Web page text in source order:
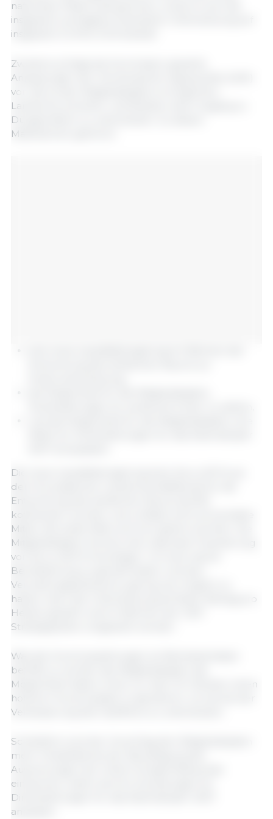
nationalen Mittel aufzustocken, wodurch sich die
insgesamt verfügbare finanzielle Unterstützung auf
insgesamt 1,5 Mrd. EUR beläuft.
Zweitens schlägt die Kommission gezielte
Anpassungen der Gemeinsamen Agrarpolitik (GAP)
vor, die es den Mitgliedstaaten ermöglichen,
Landwirte schneller und flexibler beim Zugang zu
Düngemitteln zu unterstützen. Zu diesen
Maßnahmen gehören:
Die neue Liquiditätsregelung kann bis zu 65 % aus
dem Europäischen Landwirtschaftsfonds für die
Entwicklung des ländlichen Raums (ELER)
kofinanziert werden und umfasst nicht verwendete
Mittel, die andernfalls verloren gehen könnten. Die
Mitgliedstaaten können eine nationale Finanzierung
von bis zu 200 % hinzufügen. Um eine rasche
Bereitstellung zu gewährleisten und den
Verwaltungsaufwand so gering wie möglich zu
halten, kann die Unterstützung als fester Betrag pro
Hektar gezahlt und im Rahmen der GAP-
Strategiepläne umgesetzt werden.
Was die Vorschusszahlungen an Betriebsinhaber
betrifft, so werden die Mitgliedstaaten die
Möglichkeit haben, ihnen vor dem 16. Oktober einen
höheren Vorschusssatz zu gewähren, um sie bei der
Verbesserung des Cashflows zu unterstützen.
Schließlich wird der Vorschlag den Mitgliedstaaten
mehr Flexibilität bei der Bewältigung der
Auswirkungen der hohen Düngemittelpreise
einräumen, indem sie ihre Zuweisungen für
Direktzahlungen für das Kalenderjahr 2027
anpassen.